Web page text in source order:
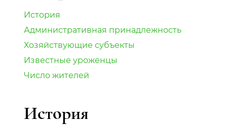
История
Административная принадлежность
Хозяйствующие субъекты
Известные уроженцы
Число жителей
История